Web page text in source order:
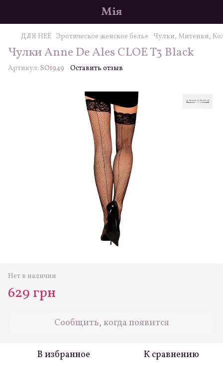
Мія
ДЛЯ НЕЁ Эротическое женское белье Чулки, Митенки,
Чулки Anne De Ales CLOE T3 Black
Артикул: SO1949 Оставить отзыв
Нет в наличии
629 грн
Сообщить, когда появится
В избранное К сравнению